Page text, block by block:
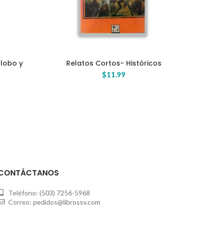
y
AÑADIR AL CARRITO
Relatos Cortos- Históricos
$11.99
Teléfono: (503) 7256-5968
Correo: pedidos@librossv.com